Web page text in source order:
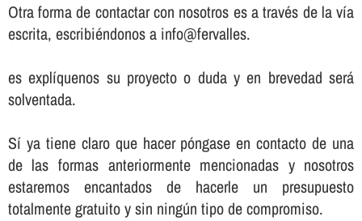
Otra forma de contactar con nosotros es a través de la vía
escrita, escribiéndonos a info@fervalles.
es explíquenos su proyecto o duda y en brevedad será
solventada.
Sí ya tiene claro que hacer póngase en contacto de una
de las formas anteriormente mencionadas y nosotros
estaremos encantados de hacerle un presupuesto
totalmente gratuito y sin ningún tipo de compromiso.